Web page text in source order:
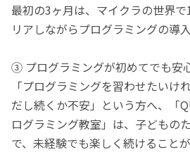
最初の3ヶ月は、マイクラの世界
リアしながらプログラミングの導
③ プログラミングが初めてでも安
「プログラミングを習わせたいけ
だし続くか不安」という方へ、「
ログラミング教室」は、子どもの
で、未経験でも楽しく続けること